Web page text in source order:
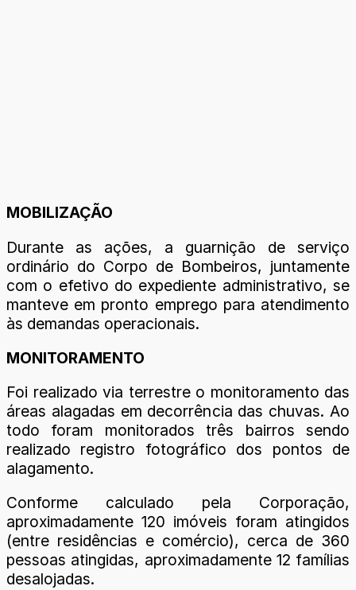
MOBILIZAÇÃO
Durante as ações, a guarnição de serviço
ordinário do Corpo de Bombeiros, juntamente
com o efetivo do expediente administrativo, se
manteve em pronto emprego para atendimento
às demandas operacionais.
MONITORAMENTO
Foi realizado via terrestre o monitoramento das
áreas alagadas em decorrência das chuvas. Ao
todo foram monitorados três bairros sendo
realizado registro fotográfico dos pontos de
alagamento.
Conforme calculado pela Corporação,
aproximadamente 120 imóveis foram atingidos
(entre residências e comércio), cerca de 360
pessoas atingidas, aproximadamente 12 famílias
desalojadas.